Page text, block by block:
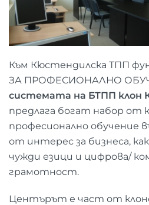
Към Кюстендилска ТПП
ЗА ПРОФЕСИОНАЛНО
системата на БТПП клон
предлага богат набор от
професионално обучение
от интерес за бизнеса,
чужди езици и цифрова/
грамотност.
Центърът е част от